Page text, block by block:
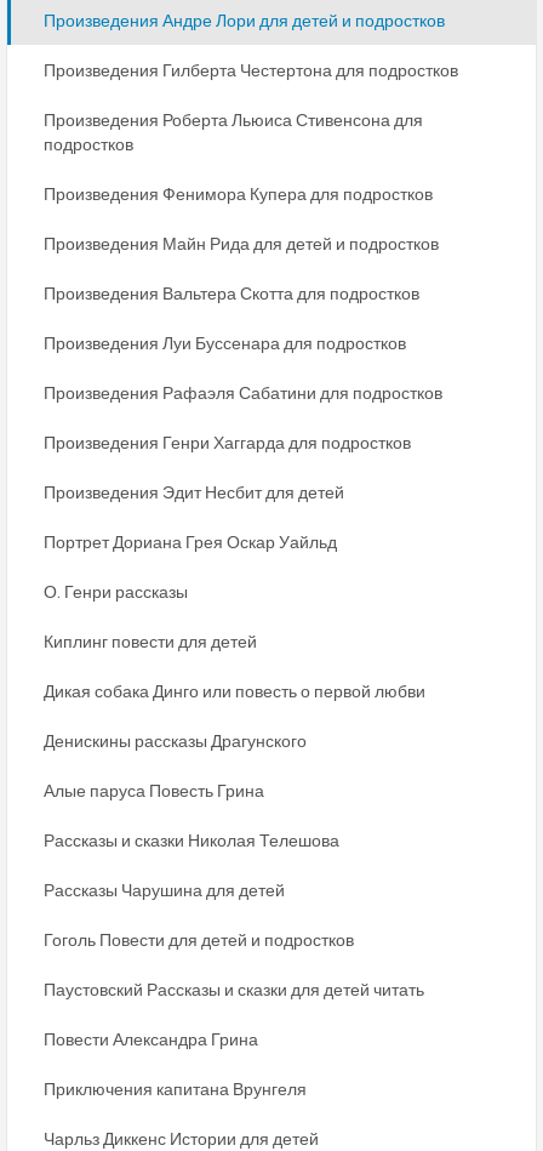
Произведения Андре Лори для детей и подростков
Произведения Гилберта Честертона для подростков
Произведения Роберта Льюиса Стивенсона для
подростков
Произведения Фенимора Купера для подростков
Произведения Майн Рида для детей и подростков
Произведения Вальтера Скотта для подростков
Произведения Луи Буссенара для подростков
Произведения Рафаэля Сабатини для подростков
Произведения Генри Хаггарда для подростков
Произведения Эдит Несбит для детей
Портрет Дориана Грея Оскар Уайльд
О. Генри рассказы
Киплинг повести для детей
Дикая собака Динго или повесть о первой любви
Денискины рассказы Драгунского
Алые паруса Повесть Грина
Рассказы и сказки Николая Телешова
Рассказы Чарушина для детей
Гоголь Повести для детей и подростков
Паустовский Рассказы и сказки для детей читать
Повести Александра Грина
Приключения капитана Врунгеля
Чарльз Диккенс Истории для детей